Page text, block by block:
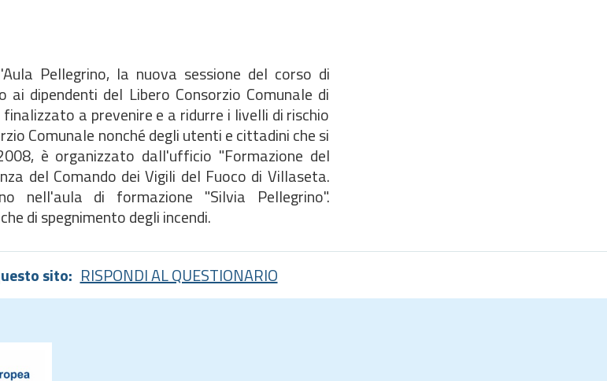
Pellegrino, la nuova sessione del corso di
dipendenti del Libero Consorzio Comunale di
a prevenire e a ridurre i livelli di rischio
Comunale nonché degli utenti e cittadini che si
è organizzato dall'ufficio "Formazione del
del Comando dei Vigili del Fuoco di Villaseta.
nell'aula di formazione "Silvia Pellegrino".
di spegnimento degli incendi.
sito: RISPONDI AL QUESTIONARIO